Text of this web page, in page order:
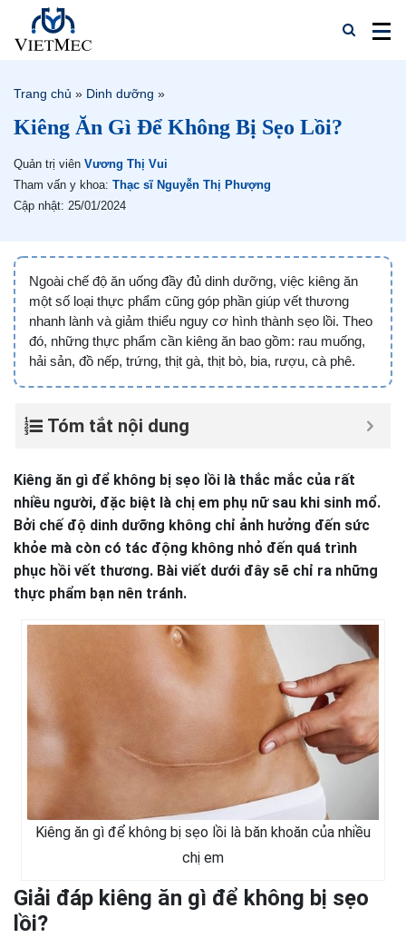
Trang chủ » Dinh dưỡng »
Kiêng Ăn Gì Để Không Bị Sẹo Lồi?
Quản trị viên Vương Thị Vui
Tham vấn y khoa: Thạc sĩ Nguyễn Thị Phượng
Cập nhật: 25/01/2024
Ngoài chế độ ăn uống đầy đủ dinh dưỡng, việc kiêng ăn
một số loại thực phẩm cũng góp phần giúp vết thương
nhanh lành và giảm thiểu nguy cơ hình thành sẹo lồi. Theo
đó, những thực phẩm cần kiêng ăn bao gồm: rau muống,
hải sản, đồ nếp, trứng, thịt gà, thịt bò, bia, rượu, cà phê.
Tóm tắt nội dung
Kiêng ăn gì để không bị sẹo lồi là thắc mắc của rất
nhiều người, đặc biệt là chị em phụ nữ sau khi sinh mổ.
Bởi chế độ dinh dưỡng không chỉ ảnh hưởng đến sức
khỏe mà còn có tác động không nhỏ đến quá trình
phục hồi vết thương. Bài viết dưới đây sẽ chỉ ra những
thực phẩm bạn nên tránh.
Kiêng ăn gì để không bị sẹo lồi là băn khoăn của nhiều
chị em
Giải đáp kiêng ăn gì để không bị sẹo
lồi?